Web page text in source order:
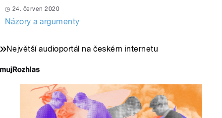
24. červen 2020
Názory a argumenty
Největší audioportál na českém internetu